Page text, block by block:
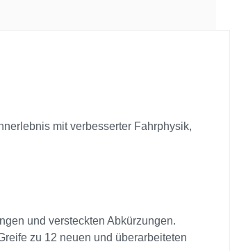
mit verbesserter Fahrphysik,
und versteckten Abkürzungen.
zu 12 neuen und überarbeiteten